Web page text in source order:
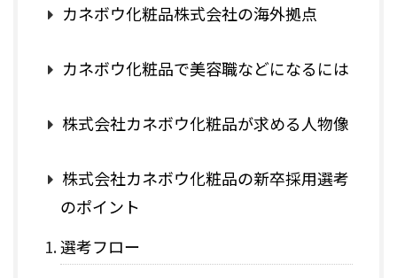
カネボウ化粧品株式会社の海外拠点
カネボウ化粧品で美容職などになるには
株式会社カネボウ化粧品が求める人物像
株式会社カネボウ化粧品の新卒採用選考
のポイント
選考フロー